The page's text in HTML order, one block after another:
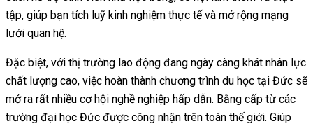
tập, giúp bạn tích luỹ kinh nghiệm thực tế và mở rộng mạng
lưới quan hệ.
Đặc biệt, với thị trường lao động đang ngày càng khát nhân lực
chất lượng cao, việc hoàn thành chương trình du học tại Đức sẽ
mở ra rất nhiều cơ hội nghề nghiệp hấp dẫn. Bằng cấp từ các
trường đại học Đức được công nhận trên toàn thế giới. Giúp